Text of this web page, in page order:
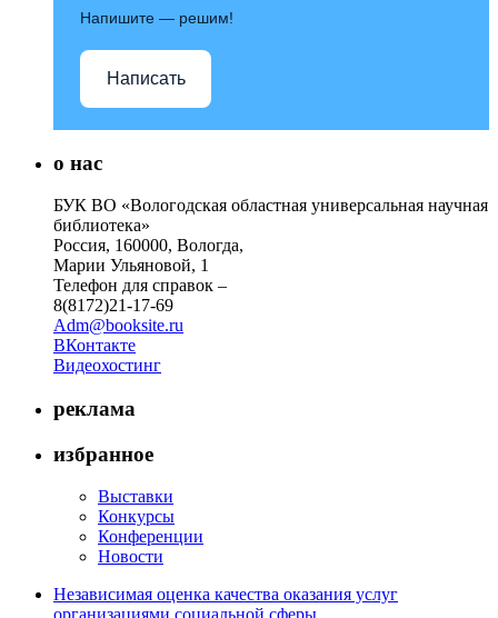
Напишите — решим!
Написать
о нас
БУК ВО «Вологодская областная универсальная научная
библиотека»
Россия, 160000, Вологда,
Марии Ульяновой, 1
Телефон для справок –
8(8172)21-17-69
Adm@booksite.ru
ВКонтакте
Видеохостинг
реклама
избранное
Выставки
Конкурсы
Конференции
Новости
Независимая оценка качества оказания услуг